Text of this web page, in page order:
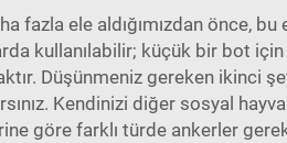
fazla ele aldığımızdan önce,
kullanılabilir; küçük bir bot
Düşünmeniz gereken ikinci
Kendinizi diğer sosyal
göre farklı türde ankerler